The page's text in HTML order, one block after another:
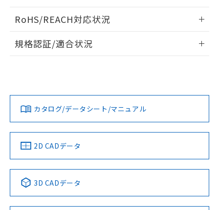
ドすることができます。
ログイン/会員登録
ダウンロードデータをご利用いただく前に、以下を必ずお読
みください。
ソフトウェアの使用条件
RoHS/REACH対応状況
EU RoHS 注意事項・凡例
対応済み
中国 RoHS 注意事項・凡例
Pb Hg Cd Cr(VI)
規格認証/適合状況
LR型式承認
（イギリス
船舶規格）
DNV型式承認
（ノルウェー
BV型式承認
（フランス
KR型式
（韓国
Yes No No No
この製品の規格認証/適合状況ページへ
その他の認証はこちらのページからご検索ください
カタログ/データシート/マニュアル
2D CADデータ
3D CADデータ